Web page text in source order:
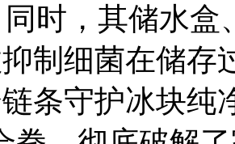
同时，其储水
制细菌在储存
条守护冰块纯